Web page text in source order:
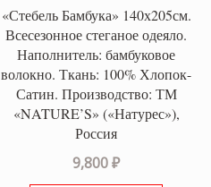
«Стебель Бамбука» 140х205см.
Всесезонное стеганое одеяло.
Наполнитель: бамбуковое
волокно. Ткань: 100% Хлопок-
Сатин. Производство: ТМ
«NATURE’S» («Натурес»),
Россия
9,800₽